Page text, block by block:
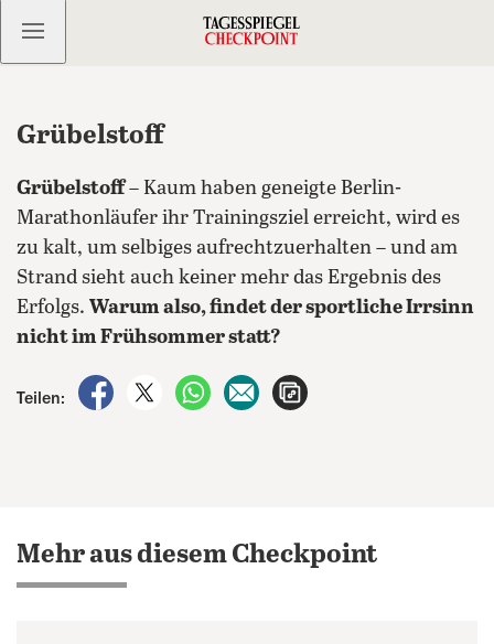
Kostenlos anmelden
Grübelstoff
Grübelstoff– Kaum haben geneigte Berlin-
Marathonläufer ihr Trainingsziel erreicht, wird es
zu kalt, um selbiges aufrechtzuerhalten – und am
Strand sieht auch keiner mehr das Ergebnis des
Erfolgs. Warum also, findet der sportliche Irrsinn
nicht im Frühsommer statt?
Teilen:
auf Facebook teilen
auf X teilenper WhatsApp teilen
per E-Mail teilen
Mehr aus diesem Checkpoint